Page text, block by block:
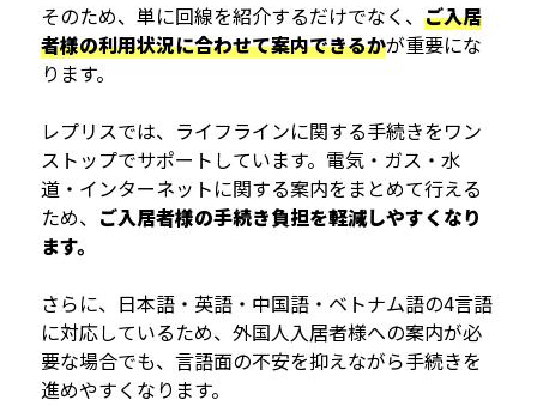
そのため、単に回線を紹介するだけでなく、 ご入居
者様の利用状況に合わせて案内できるかが重要にな
ります。
レプリスでは、ライフラインに関する手続きをワン
ストップでサポートしています。電気・ガス・水
道・インターネットに関する案内をまとめて行える
ため、 ご入居者様の手続き負担を軽減しやすくなり
ます。
さらに、日本語・英語・中国語・ベトナム語の4言語
に対応しているため、外国人入居者様への案内が必
要な場合でも、言語面の不安を抑えながら手続きを
進めやすくなります。